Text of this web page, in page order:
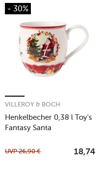
- 30%
Henkelbecher 0,38 l Toy's
Fantasy Santa
VILLEROY & BOCH
UVP26,90 € 18,74